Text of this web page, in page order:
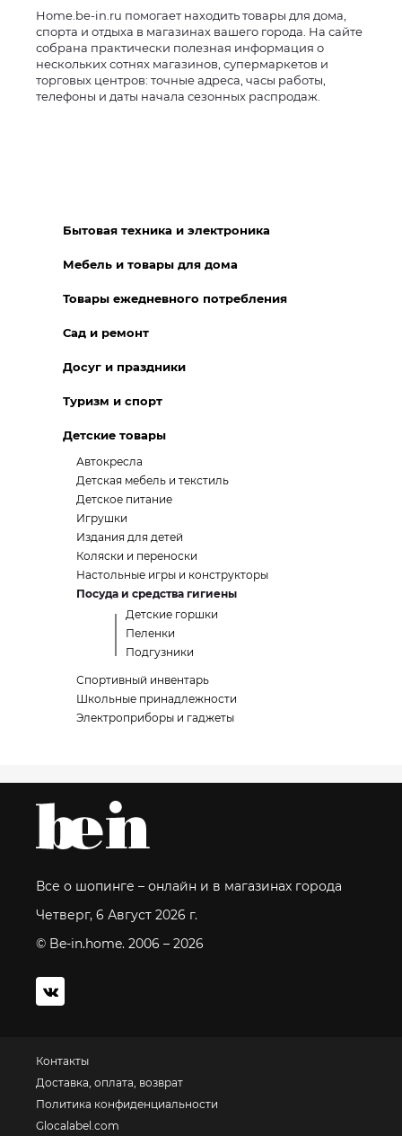
Home.be-in.ru помогает находить товары для дома,
спорта и отдыха в магазинах вашего города. На сайте
собрана практически полезная информация о
нескольких сотнях магазинов, супермаркетов и
торговых центров: точные адреса, часы работы,
телефоны и даты начала сезонных распродаж.
Бытовая техника и электроника
Мебель и товары для дома
Товары ежедневного потребления
Сад и ремонт
Досуг и праздники
Туризм и спорт
Детские товары
Автокресла
Детская мебель и текстиль
Детское питание
Игрушки
Издания для детей
Коляски и переноски
Настольные игры и конструкторы
Посуда и средства гигиены
Детские горшки
Пеленки
Подгузники
Спортивный инвентарь
Школьные принадлежности
Электроприборы и гаджеты
Все о шопинге – онлайн и в магазинах города
Четверг, 6 Август 2026 г.
© Be-in.home. 2006 – 2026
Контакты
Доставка, оплата, возврат
Политика конфиденциальности
Glocalabel.com